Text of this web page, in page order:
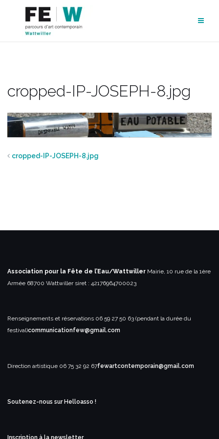
contenu
cropped-IP-JOSEPH-8.jpg
cropped-IP-JOSEPH-8.jpg
Association pour la Fête de l’Eau/Wattwiller Mairie, 10 rue de la 1ère
Armée 68700 Wattwillersiret : 42176964700023
Renseignements et réservations 06 59 27 50 63 (pendant la durée du
festival)communicationfew@gmail.com
Direction artistique 06 75 32 92 67fewartcontemporain@gmail.com
Soutenez-nous sur Helloasso !
Inscription à la newsletter